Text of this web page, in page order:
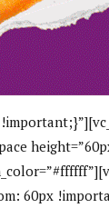
60px